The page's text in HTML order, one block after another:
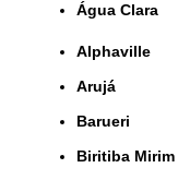
Água Clara
Alphaville
Arujá
Barueri
Biritiba Mirim